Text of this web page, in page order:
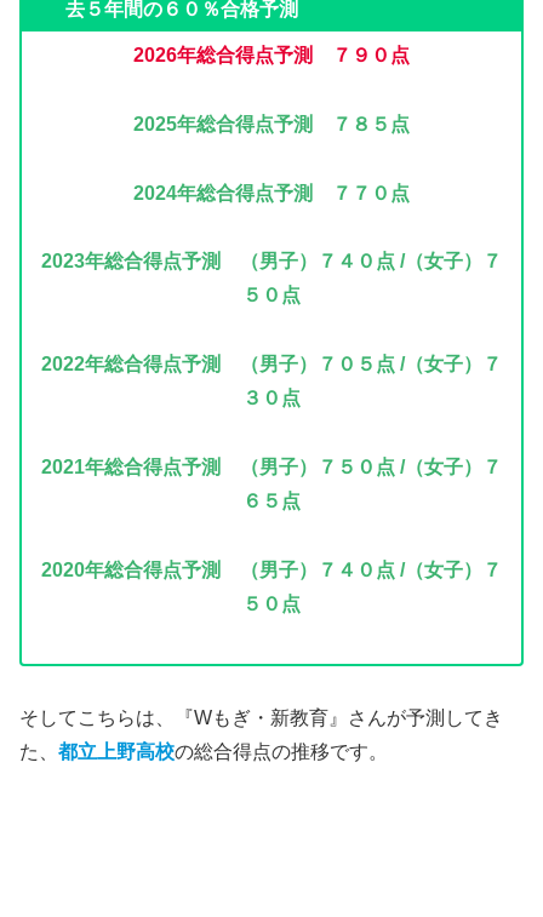
去５年間の６０％合格予測
2026年総合得点予測 ７９０点
2025年総合得点予測 ７８５点
2024年総合得点予測 ７７０点
2023年総合得点予測 （男子）７４０点 /（女子）７
５０点
2022年総合得点予測 （男子）７０５点 /（女子）７
３０点
2021年総合得点予測 （男子）７５０点 /（女子）７
６５点
2020年総合得点予測 （男子）７４０点 /（女子）７
５０点
そしてこちらは、『Wもぎ・新教育』さんが予測してき
た、 都立上野高校の総合得点の推移です。